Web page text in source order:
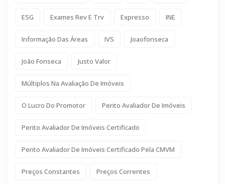
ESG Exames Rev E Trv Expresso INE
Informação Das Áreas IVS Joaofonseca
João Fonseca Justo Valor
Múltiplos Na Avaliação De Imóveis
O Lucro Do Promotor Perito Avaliador De Imóveis
Perito Avaliador De Imóveis Certificado
Perito Avaliador De Imóveis Certificado Pela CMVM
Preços Constantes Preços Correntes